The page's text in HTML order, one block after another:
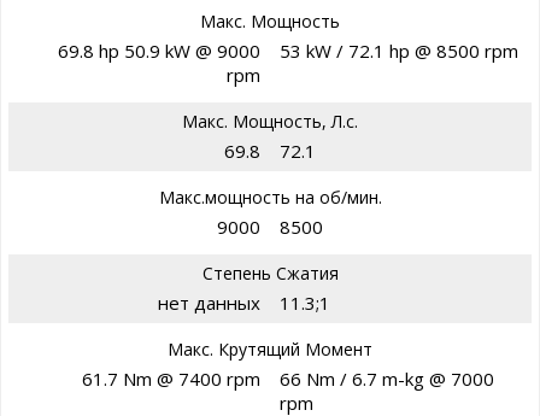
Макс. Мощность
69.8 hp 50.9 kW @ 9000
rpm
53 kW / 72.1 hp @ 8500 rpm
Макс. Мощность, Л.с.
69.8 72.1
Макс.мощность на об/мин.
9000 8500
Степень Сжатия
нет данных 11.3;1
Макс. Крутящий Момент
61.7 Nm @ 7400 rpm
66 Nm / 6.7 m-kg @ 7000
rpm